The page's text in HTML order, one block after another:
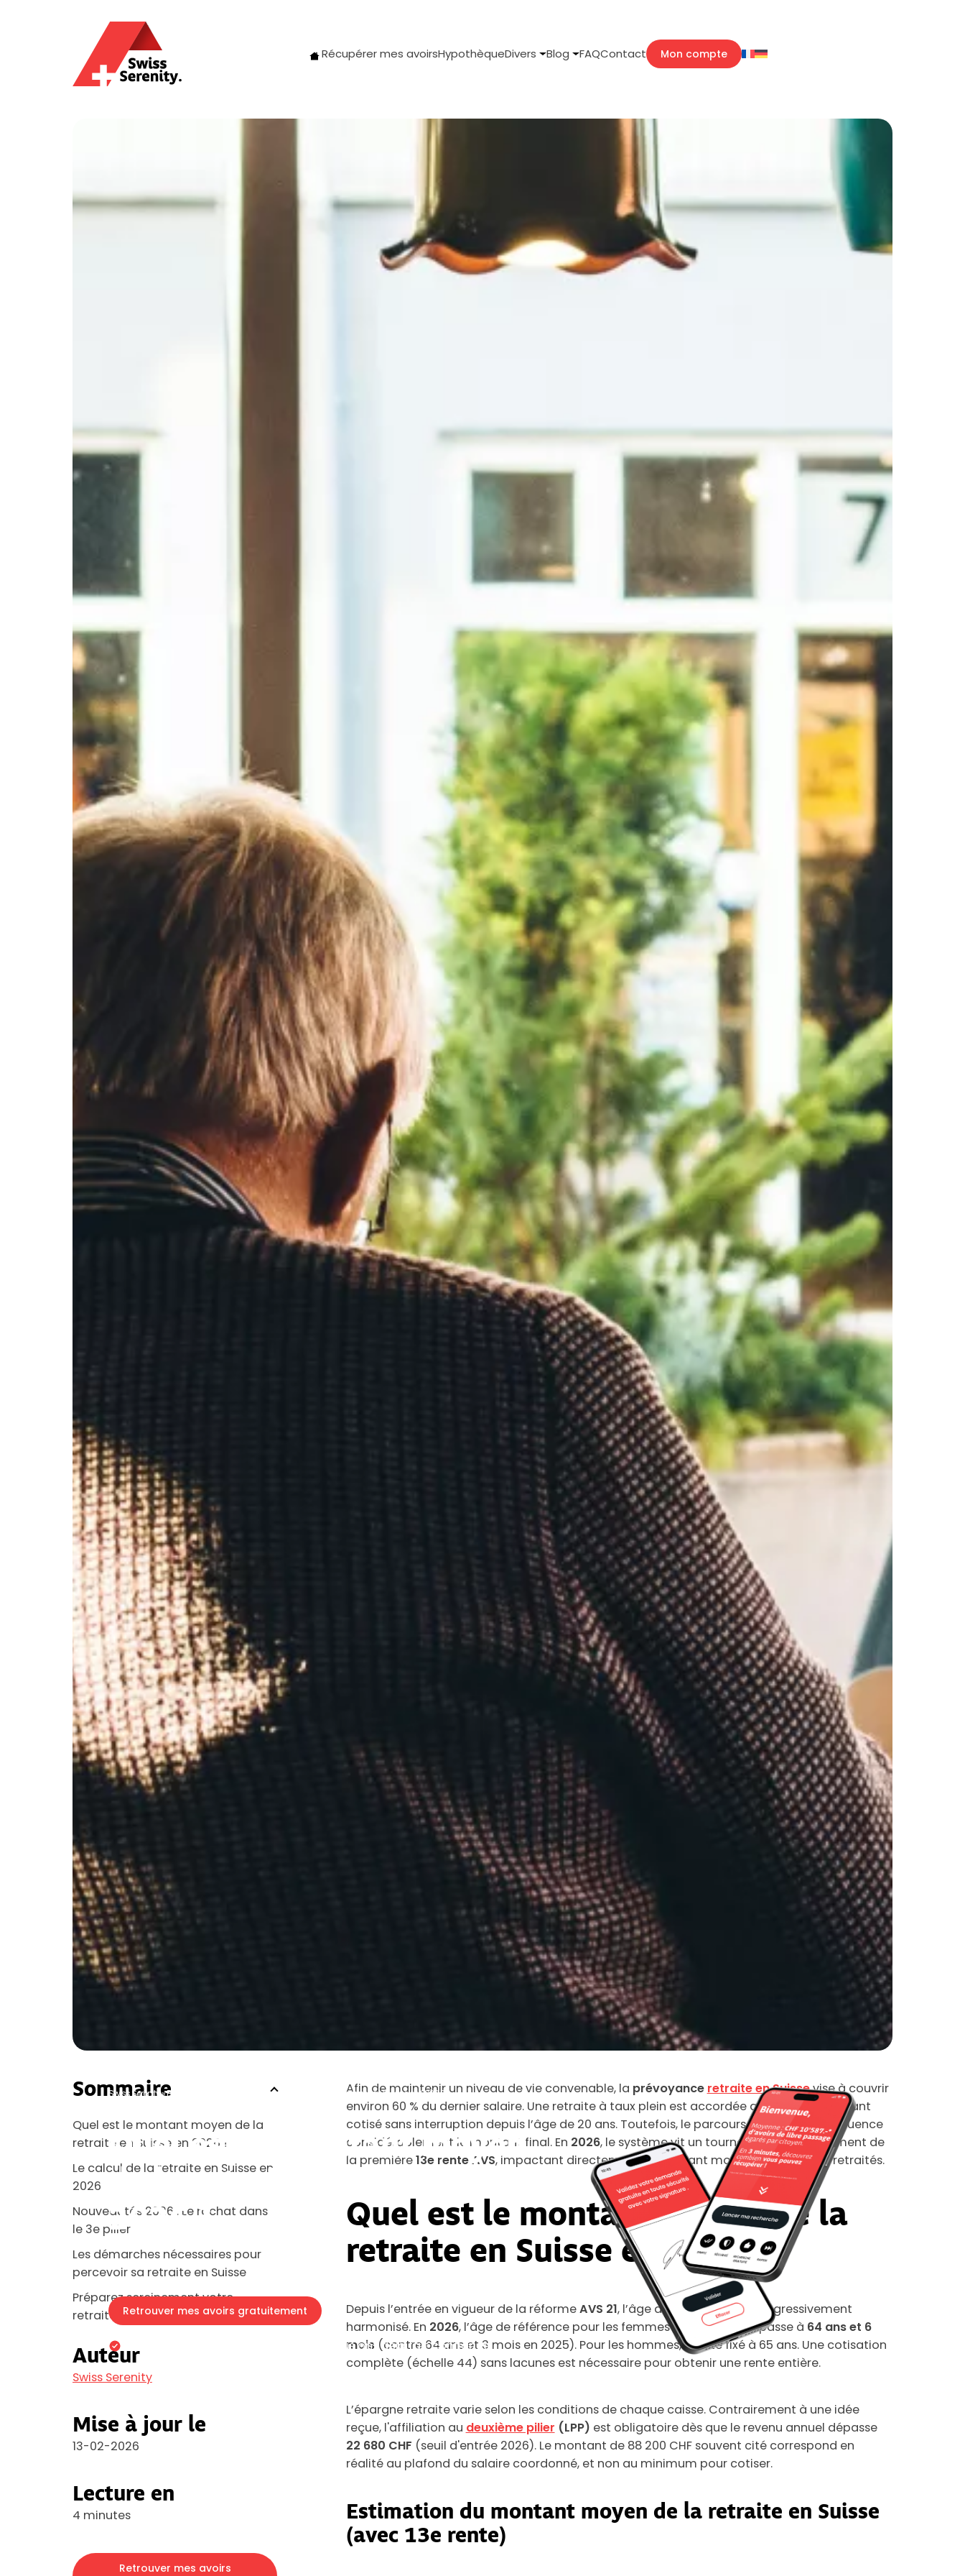
Récupérer mes avoirsHypothèqueDivers Blog FAQContact Mon compte
Swiss Serenity »Blog Quel est le montant moyen de la retraite en Suisse en 2026 ?
Quel est le montant moyen
de la retraite en Suisse en
2026 ?
Retrouver mes avoirs gratuitement
Plus de 140'000 Suisses nous ont déjà fait confiance.
Sommaire
Quel est le montant moyen de la
retraite en Suisse en 2026 ?
Le calcul de la retraite en Suisse en
2026
Nouveautés 2026 : Le rachat dans
le 3e pilier
Les démarches nécessaires pour
percevoir sa retraite en Suisse
Préparez sereinement votre
retraite en Suisse
Auteur
Swiss Serenity
Mise à jour le
13-02-2026
Lecture en
4 minutes
Retrouver mes avoirs
Afin de maintenir un niveau de vie convenable, la prévoyance retraite en Suissevise à couvrir
environ 60 % du dernier salaire. Une retraite à taux plein est accordée aux personnes ayant
cotisé sans interruption depuis l’âge de 20 ans. Toutefois, le parcours professionnel influence
considérablement le montant final. En 2026, le système vit un tournant avec le versement de
la première13e rente AVS, impactant directement le montant moyen perçu par les retraités.
Quel est le montant moyen de la
retraite en Suisse en 2026 ?
Depuis l’entrée en vigueur de la réformeAVS 21, l’âge de la retraite est progressivement
harmonisé. En 2026, l’âge de référence pour les femmes (nées en 1962) passe à 64 ans et 6
mois (contre 64 ans et 3 mois en 2025). Pour les hommes, il reste fixé à 65 ans. Une cotisation
complète (échelle 44) sans lacunes est nécessaire pour obtenir une rente entière.
L’épargne retraite varie selon les conditions de chaque caisse. Contrairement à une idée
reçue, l'affiliation au deuxième pilier (LPP) est obligatoire dès que le revenu annuel dépasse
22 680 CHF (seuil d'entrée 2026). Le montant de 88 200 CHF souvent cité correspond en
réalité au plafond du salaire coordonné, et non au minimum pour cotiser.
Estimation du montant moyen de la retraite en Suisse
(avec 13e rente)